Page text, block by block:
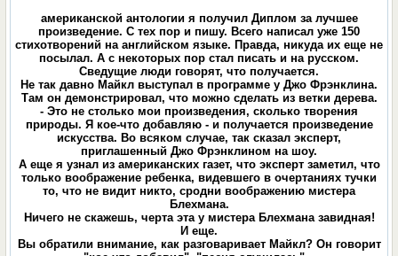
американской антологии я получил Диплом за лучшее
произведение. С тех пор и пишу. Всего написал уже 150
стихотворений на английском языке. Правда, никуда их еще не
посылал. А с некоторых пор стал писать и на русском.
Сведущие люди говорят, что получается.
Не так давно Майкл выступал в программе у Джо Фрэнклина.
Там он демонстрировал, что можно сделать из ветки дерева.
- Это не столько мои произведения, сколько творения
природы. Я кое-что добавляю - и получается произведение
искусства. Во всяком случае, так сказал эксперт,
приглашенный Джо Фрэнклином на шоу.
А еще я узнал из американских газет, что эксперт заметил, что
только воображение ребенка, видевшего в очертаниях тучки
то, что не видит никто, сродни воображению мистера
Блехмана.
Ничего не скажешь, черта эта у мистера Блехмана завидная!
И еще.
Вы обратили внимание, как разговаривает Майкл? Он говорит